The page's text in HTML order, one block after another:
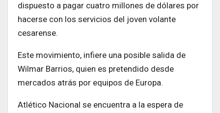
dispuesto a pagar cuatro millones de dólares por
hacerse con los servicios del joven volante
cesarense.
Este movimiento, infiere una posible salida de
Wilmar Barrios, quien es pretendido desde
mercados atrás por equipos de Europa.
Atlético Nacional se encuentra a la espera de